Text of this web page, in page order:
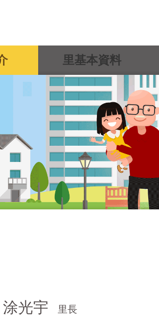
里基本資料
涂光宇 里長